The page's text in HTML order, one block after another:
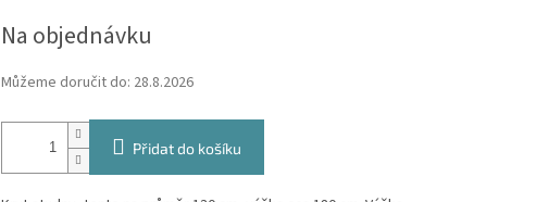
Na objednávku
Můžeme doručit do: 28.8.2026
Přidat do košíku